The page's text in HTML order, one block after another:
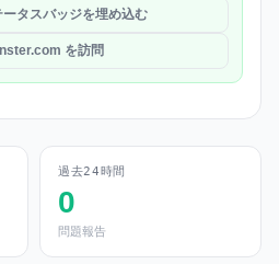
タスバッジを埋め込む
を訪問
過去24時間
0
問題報告